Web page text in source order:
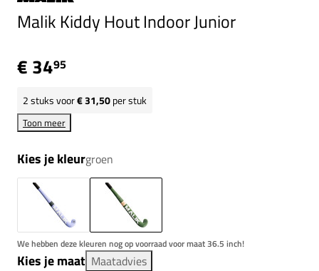
Malik Kiddy Hout Indoor Junior
€ 3495
2stuks voor€ 31,50per stuk
Toon meer
Kies je kleurgroen
We hebben deze kleuren nog op voorraad voor maat 36.5 inch!
Kies je maat Maatadvies